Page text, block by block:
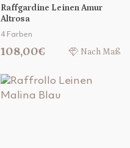
Raffgardine Leinen Amur
Altrosa
4 Farben
108,00€ Nach Maß